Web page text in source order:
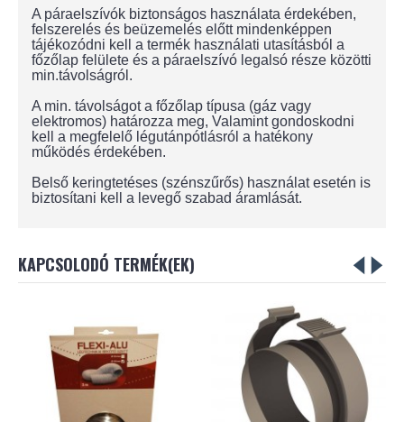
A páraelszívók biztonságos használata érdekében,
felszerelés és beüzemelés előtt mindenképpen
tájékozódni kell a termék használati utasításból a
főzőlap felülete és a páraelszívó legalsó része közötti
min.távolságról.
A min. távolságot a főzőlap típusa (gáz vagy
elektromos) határozza meg, Valamint gondoskodni
kell a megfelelő légutánpótlásról a hatékony
működés érdekében.
Belső keringtetéses (szénszűrős) használat esetén is
biztosítani kell a levegő szabad áramlását.
KAPCSOLODÓ TERMÉK(EK)